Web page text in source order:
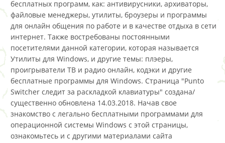
бесплатных программ, как: антивирусники, архиваторы,
файловые менеджеры, утилиты, броузеры и программы
для онлайн общения по работе и в качестве отдыха в сети
интернет. Также востребованы постоянными
посетителями данной категории, которая называется
Утилиты для Windows, и другие темы: плэеры,
проигрыватели ТВ и радио онлайн, кодэки и другие
бесплатные программы для Windows. Страница "Punto
Switcher следит за раскладкой клавиатуры" создана/
существенно обновлена 14.03.2018. Начав свое
знакомство с легально бесплатными программами для
операционной системы Windows с этой страницы,
ознакомьтесь и с другими материалами сайта